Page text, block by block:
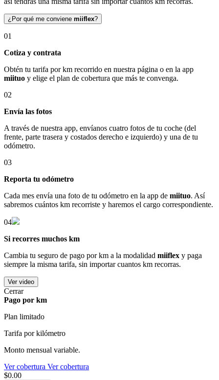
¿Por qué me conviene miiflex?
01
Cotiza y contrata
Obtén tu tarifa por km recorrido en nuestra página o en la app
miituo y elige el plan de cobertura que más te convenga.
02
Envía las fotos
A través de nuestra app, envíanos cuatro fotos de tu coche (del
frente, parte trasera y costados derecho e izquierdo) y una de tu
odómetro.
03
Reporta tu odómetro
Cada mes envía una foto de tu odómetro en la app de miituo. Así
sabremos cuántos km recorriste y haremos el cargo correspondiente.
04
Si recorres muchos km
Cambia tu seguro de pago por km a la modalidad miiflex y paga
siempre la misma tarifa, sin importar cuantos km recorras.
Ver video
Cerrar
Pago por km
Plan limitado
Tarifa por kilómetro
Monto mensual variable.
Ver cobertura Ver cobertura
$0.00